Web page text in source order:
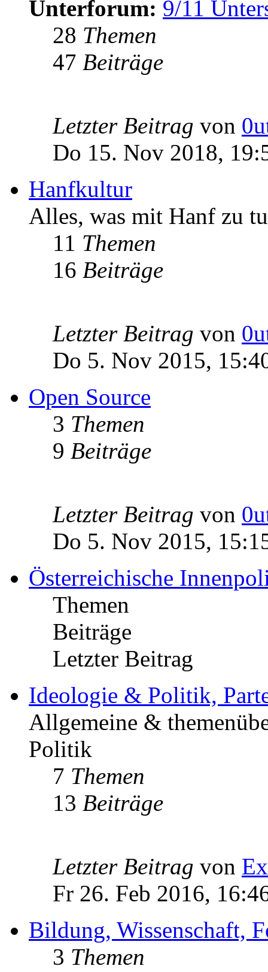
Unterforum: 9/11
28 Themen
47 Beiträge
Letzter Beitrag von
Do 15. Nov 2018,
Hanfkultur
Alles, was mit Hanf zu
11 Themen
16 Beiträge
Letzter Beitrag von
Do 5. Nov 2015,
Open Source
3 Themen
9 Beiträge
Letzter Beitrag von
Do 5. Nov 2015,
Österreichische
Themen
Beiträge
Letzter Beitrag
Ideologie & Politik,
Allgemeine &
Politik
7 Themen
13 Beiträge
Letzter Beitrag von
Fr 26. Feb 2016,
Bildung, Wissenschaft,
3 Themen